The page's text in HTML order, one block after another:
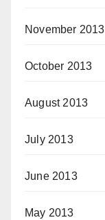
November 2013
October 2013
August 2013
July 2013
June 2013
May 2013